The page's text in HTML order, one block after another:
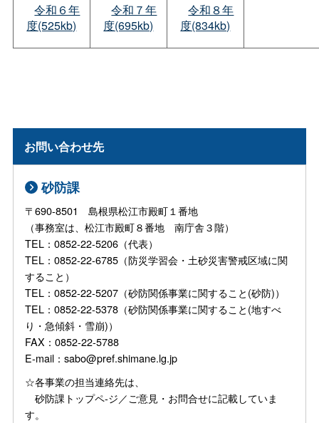
令和６年
度(525kb)
令和７年
度(695kb)
令和８年
度(834kb)
お問い合わせ先
砂防課
〒690-8501 島根県松江市殿町１番地
（事務室は、松江市殿町８番地 南庁舎３階）
TEL：0852-22-5206（代表）
TEL：0852-22-6785（防災学習会・土砂災害警戒区域に関
すること）
TEL：0852-22-5207（砂防関係事業に関すること(砂防)）
TEL：0852-22-5378（砂防関係事業に関すること(地すべ
り・急傾斜・雪崩)）
FAX：0852-22-5788
E-mail：sabo@pref.shimane.lg.jp
☆各事業の担当連絡先は、
砂防課トップペ-ジ／ご意見・お問合せに記載していま
す。